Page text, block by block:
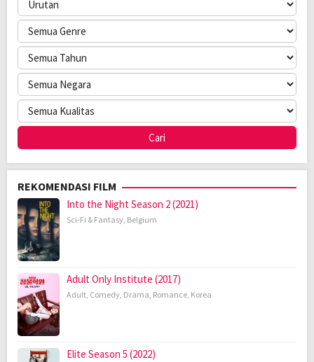
REKOMENDASI FILM
Into the Night Season 2 (2021)
Sci-Fi & Fantasy Belgium
Adult Only Institute (2017)
Adult Comedy Drama Romance Korea
Elite Season 5 (2022)